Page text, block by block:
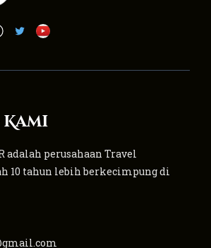
adalah perusahaan Travel
10 tahun lebih berkecimpung di